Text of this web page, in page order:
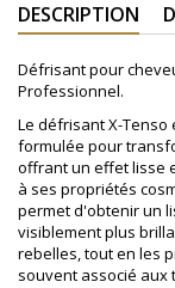
DESCRIPTION
Défrisant pour
Professionnel.
Le défrisant X-
formulée pour
offrant un effet lisse
à ses propriétés
permet d'obtenir un
visiblement plus
rebelles, tout en les
souvent associé aux